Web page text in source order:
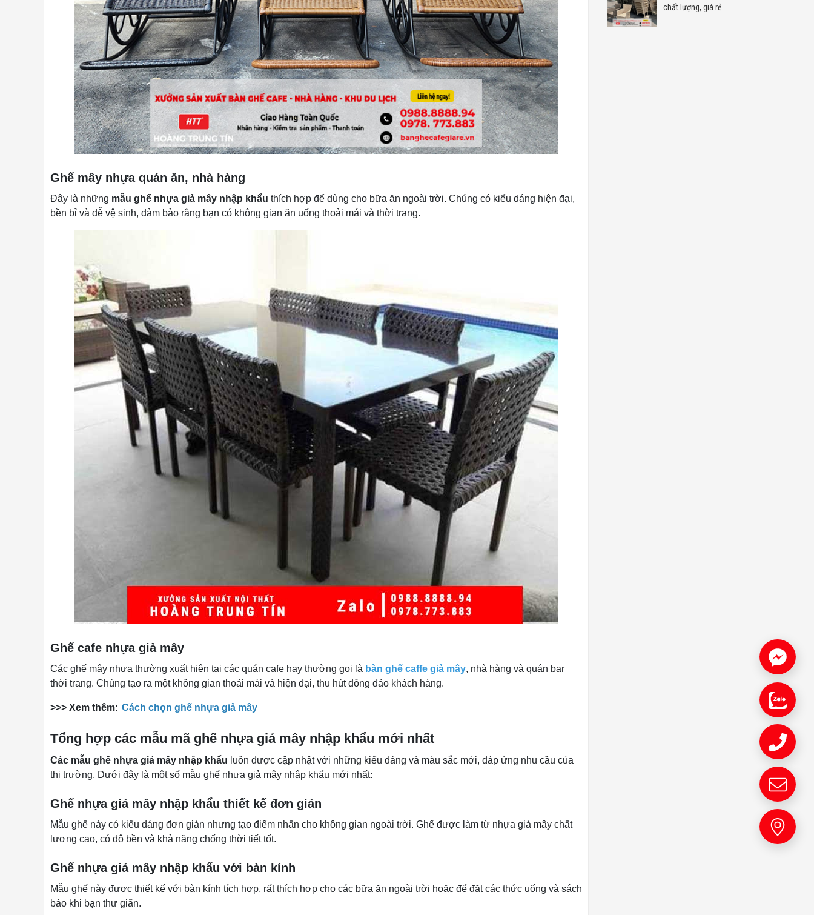
Ghế mây nhựa quán ăn, nhà hàng
Đây là những mẫu ghế nhựa giả mây nhập khẩu thích hợp để dùng cho bữa ăn ngoài trời. Chúng có kiểu dáng hiện đại,
bền bỉ và dễ vệ sinh, đảm bảo rằng bạn có không gian ăn uống thoải mái và thời trang.
Ghế cafe nhựa giả mây
Các ghế mây nhựa thường xuất hiện tại các quán cafe hay thường gọi là bàn ghế caffe giả mây, nhà hàng và quán bar
thời trang. Chúng tạo ra một không gian thoải mái và hiện đại, thu hút đông đảo khách hàng.
>>> Xem thêm: Cách chọn ghế nhựa giả mây
Tổng hợp các mẫu mã ghế nhựa giả mây nhập khẩu mới nhất
Các mẫu ghế nhựa giả mây nhập khẩu luôn được cập nhật với những kiểu dáng và màu sắc mới, đáp ứng nhu cầu của
thị trường. Dưới đây là một số mẫu ghế nhựa giả mây nhập khẩu mới nhất:
Ghế nhựa giả mây nhập khẩu thiết kế đơn giản
Mẫu ghế này có kiểu dáng đơn giản nhưng tạo điểm nhấn cho không gian ngoài trời. Ghế được làm từ nhựa giả mây chất
lượng cao, có độ bền và khả năng chống thời tiết tốt.
Ghế nhựa giả mây nhập khẩu với bàn kính
Mẫu ghế này được thiết kế với bàn kính tích hợp, rất thích hợp cho các bữa ăn ngoài trời hoặc để đặt các thức uống và sách
báo khi bạn thư giãn.
chất lượng, giá rẻ